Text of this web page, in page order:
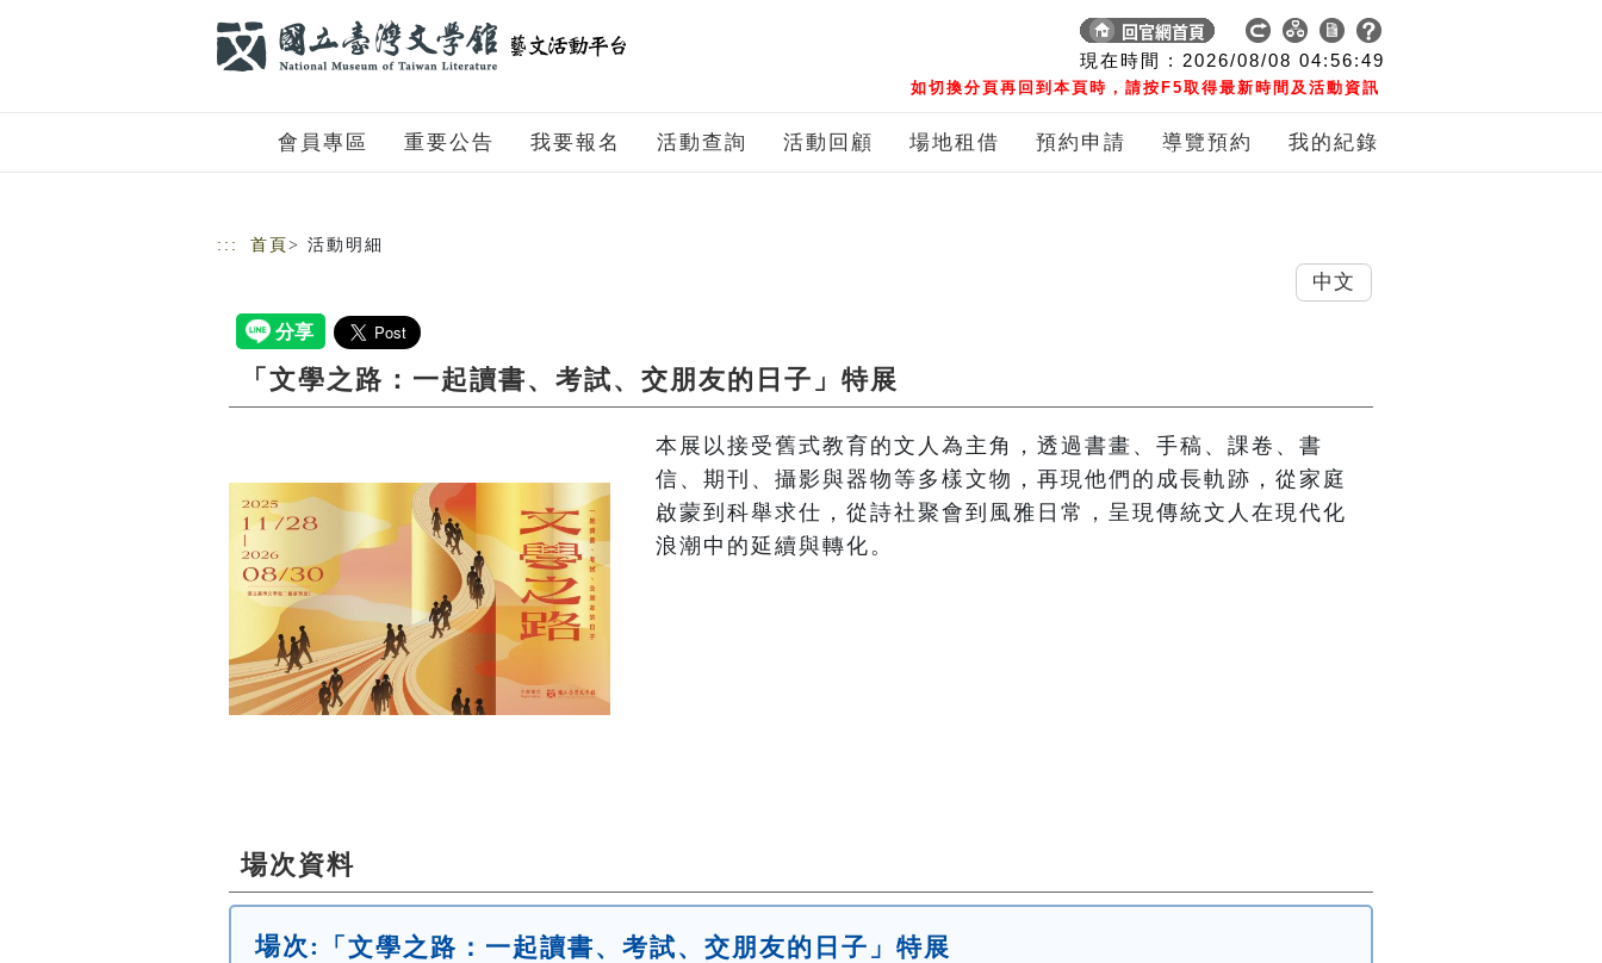
現在時間 : 2026/08/08 04:56:49
如切換分頁再回到本頁時，請按F5取得最新時間及活動資訊
會員專區 重要公告 我要報名 活動查詢 活動回顧 場地租借 預約申請 導覽預約 我的紀錄
::: 首頁 > 活動明細
「文學之路：一起讀書、考試、交朋友的日子」特展
本展以接受舊式教育的文人為主角，透過書畫、手稿、課卷、書
信、期刊、攝影與器物等多樣文物，再現他們的成長軌跡，從家庭
啟蒙到科舉求仕，從詩社聚會到風雅日常，呈現傳統文人在現代化
浪潮中的延續與轉化。
場次資料
場次:
「文學之路：一起讀書、考試、交朋友的日子」特展